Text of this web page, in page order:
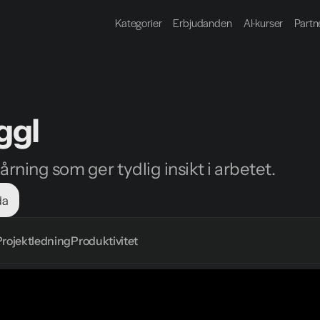
Kategorier Erbjudanden AI-kurser
som ger tydlig insikt i arbetet.
Produktivitet